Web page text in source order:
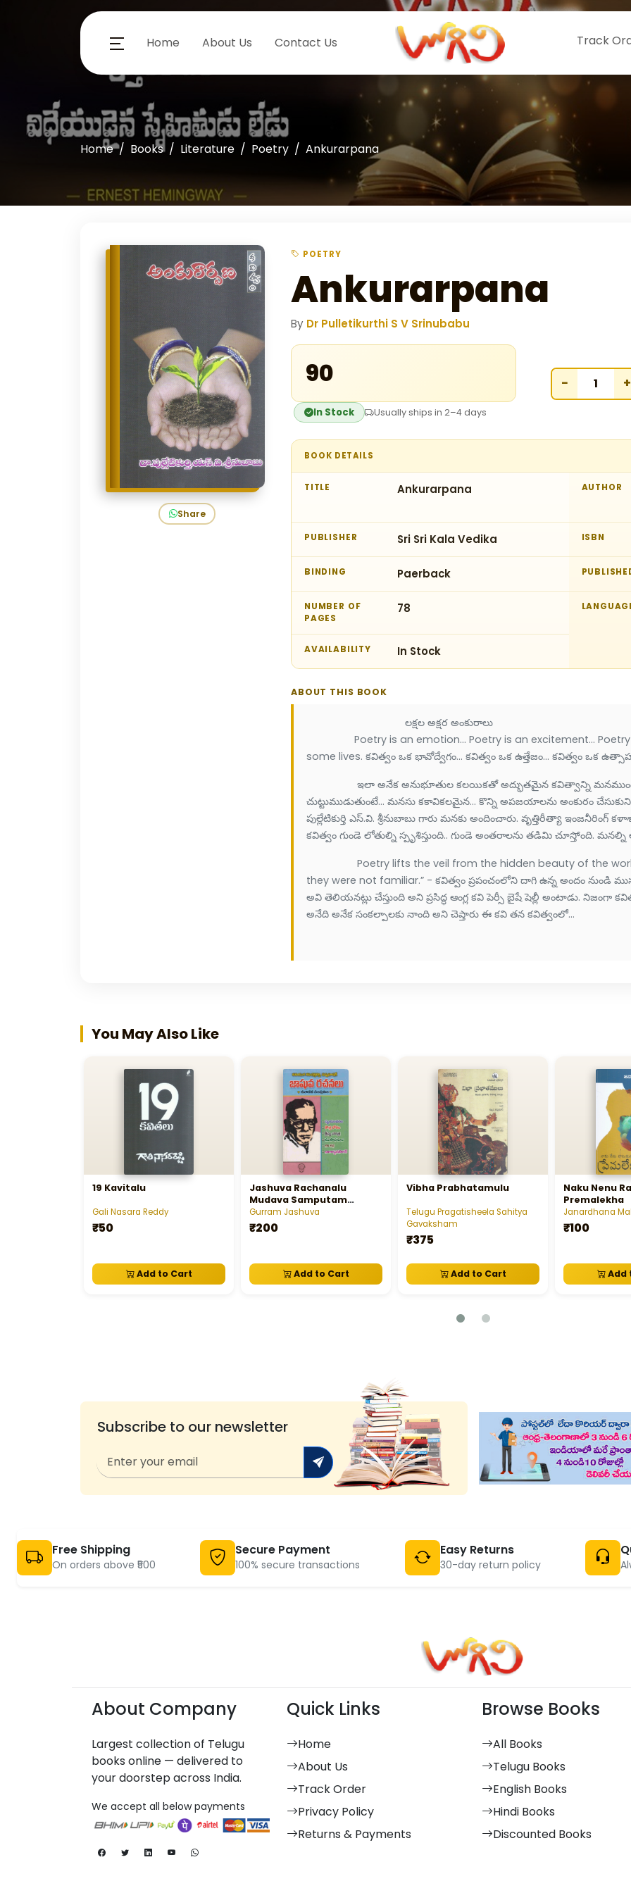
Home About Us Contact Us Track
Home Books Literature Poetry Ankurarpana
Share
POETRY
Ankurarpana
By Dr Pulletikurthi S V Srinubabu
₹90
In Stock Usually ships in 2–4 days
− +
BOOK DETAILS
TITLE Ankurarpana AUTHOR
PUBLISHER Sri Sri Kala Vedika ISBN
BINDING Paerback
NUMBER OF
PAGES
78
AVAILABILITY In Stock
ABOUT THIS BOOK
లక్షల అక్షర అంకురాలు
Poetry is an emotion... Poetry is an excitement... Poetry
some lives. కవిత్వం ఒక భావోద్వేగం... కవిత్వం ఒక ఉత్తేజం... కవిత్వం ఒక
ఇలా అనేక అనుభూతుల కలయికతో అద్భుతమైన కవిత్వాన్ని మనముందు
చుట్టుముడుతుంటే... మనసు కకావికలమైన... కొన్ని అపజయాలను అంకురం
పుల్లేటికుర్తి ఎస్.వి. శ్రీనుబాబు గారు మనకు అందించారు. వృత్తిరీత్యా ఇంజనీరింగ్
కవిత్వం గుండె లోతుల్ని స్పృశిస్తుంది.. గుండె అంతరాలను తడిమి చూస్తోంది. మనల్ని
Poetry lifts the veil from the hidden beauty of the
they were not familiar.” - కవిత్వం ప్రపంచంలోని దాగి ఉన్న అందం నుండి
అవి తెలియనట్లు చేస్తుంది అని ప్రసిద్ధ ఆంగ్ల కవి పెర్సీ బైషే షెల్లీ అంటాడు. నిజంగా
అనేది అనేక సంకల్పాలకు నాంది అని చెప్తారు ఈ కవి తన కవిత్వంలో...
You May Also Like
19 Kavitalu
Gali Nasara Reddy
₹50
Add to Cart
Jashuva Rachanalu
Mudava Samputam
(Swayamvaram,
Kothalokam, Cristhu
Charitra, Musaafarulu,
Gurram Jashuva
₹200
Add to Cart
Vibha Prabhatamulu
Telugu Pragatisheela Sahitya
Gavaksham
₹375
Add to Cart
Naku Nenu
Premalekha
Janardhana
₹100
Add
Subscribe to our newsletter
Free Shipping
On orders above ₹500
Secure Payment
100% secure transactions
Easy Returns
30-day return policy
About Company
Largest collection of Telugu
books online — delivered to
your doorstep across India.
We accept all below payments
Quick Links
Home
About Us
Track Order
Privacy Policy
Returns & Payments
Browse Books
All Books
Telugu Books
English Books
Hindi Books
Discounted Books